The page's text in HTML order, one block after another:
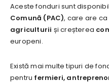
Aceste fonduri sunt
Comună (PAC), care are
agriculturii și creșterea
europeni.
Există mai multe tipuri de
pentru fermieri,